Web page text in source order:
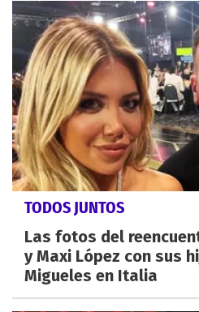
TODOS JUNTOS
Las fotos del
y Maxi López con sus
Migueles en Italia